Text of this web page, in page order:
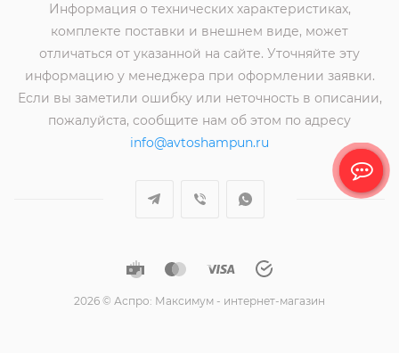
Информация о технических характеристиках,
комплекте поставки и внешнем виде, может
отличаться от указанной на сайте. Уточняйте эту
информацию у менеджера при оформлении заявки.
Если вы заметили ошибку или неточность в описании,
пожалуйста, сообщите нам об этом по адресу
info@avtoshampun.ru
2026 © Аспро: Максимум - интернет-магазин